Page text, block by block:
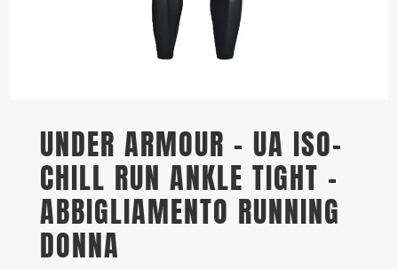
UNDER ARMOUR – UA ISO-
CHILL RUN ANKLE TIGHT –
ABBIGLIAMENTO RUNNING
DONNA